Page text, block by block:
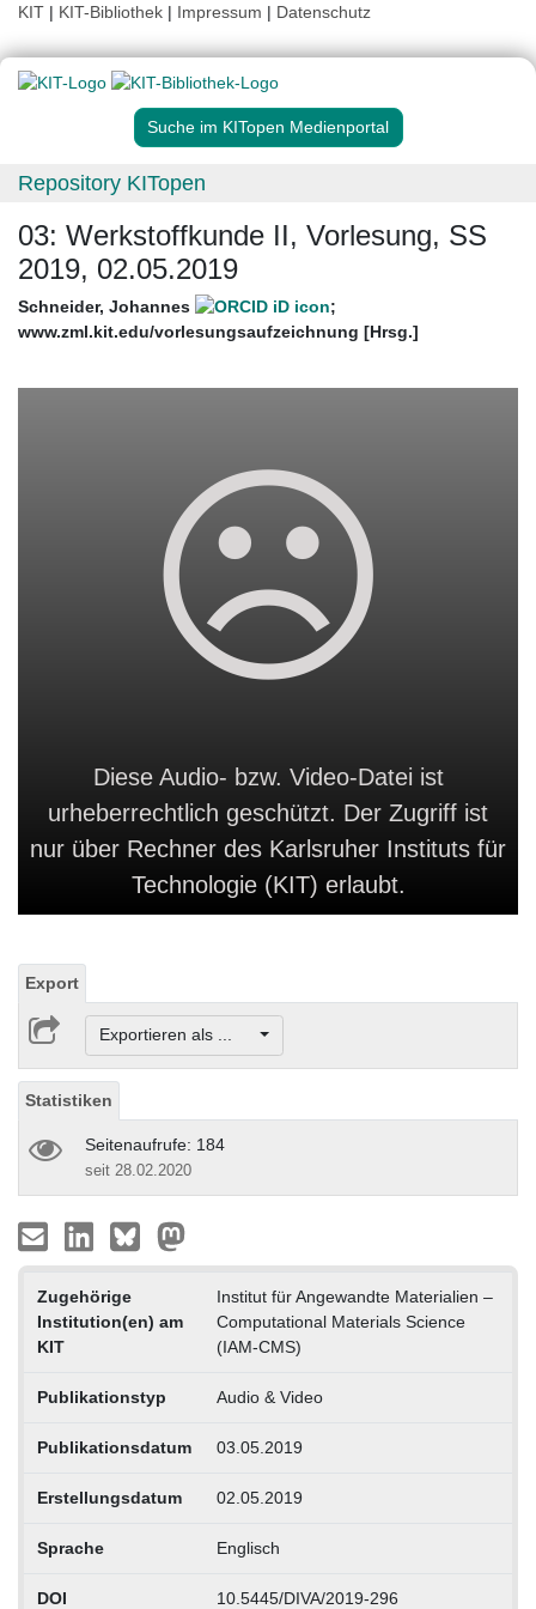
KIT | KIT-Bibliothek | Impressum | Datenschutz
Suche im KITopen Medienportal
Repository KITopen
03: Werkstoffkunde II, Vorlesung, SS
2019, 02.05.2019
Schneider, Johannes
;
www.zml.kit.edu/vorlesungsaufzeichnung [Hrsg.]
Diese Audio- bzw. Video-Datei ist
urheberrechtlich geschützt. Der Zugriff ist
nur über Rechner des Karlsruher Instituts für
Technologie (KIT) erlaubt.
Export
Exportieren als ...
Statistiken
Seitenaufrufe: 184
seit 28.02.2020
Zugehörige
Institution(en) am
KIT
Institut für Angewandte Materialien –
Computational Materials Science
(IAM-CMS)
Publikationstyp Audio & Video
Publikationsdatum 03.05.2019
Erstellungsdatum 02.05.2019
Sprache Englisch
DOI 10.5445/DIVA/2019-296